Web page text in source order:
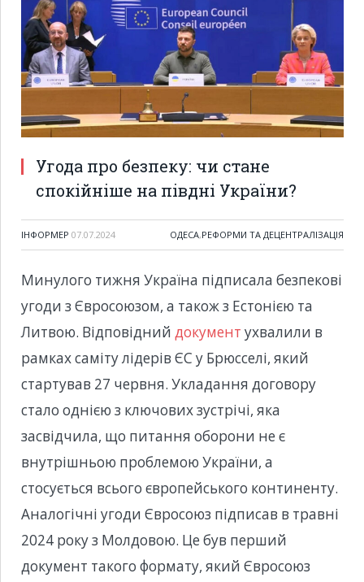
Угода про безпеку: чи стане
спокійніше на півдні України?
ІНФОРМЕР 07.07.2024 ОДЕСА,РЕФОРМИ ТА ДЕЦЕНТРАЛІЗАЦІЯ
Минулого тижня Україна підписала безпекові
угоди з Євросоюзом, а також з Естонією та
Литвою. Відповідний документ ухвалили в
рамках саміту лідерів ЄС у Брюсселі, який
стартував 27 червня. Укладання договору
стало однією з ключових зустрічі, яка
засвідчила, що питання оборони не є
внутрішньою проблемою України, а
стосується всього європейського континенту.
Аналогічні угоди Євросоюз підписав в травні
2024 року з Молдовою. Це був перший
документ такого формату, який Євросоюз